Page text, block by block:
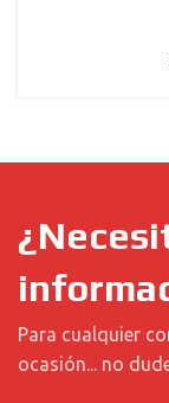
Para cualquier
ocasión... no